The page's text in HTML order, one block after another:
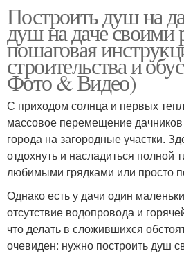
Построить душ на
душ на даче своими
пошаговая
строительства и
Фото & Видео)
С приходом солнца и первых
массовое перемещение
города на загородные участки.
отдохнуть и насладиться полной
любимыми грядками или просто
Однако есть у дачи один
отсутствие водопровода и
что делать в сложившихся
очевиден: нужно построить душ